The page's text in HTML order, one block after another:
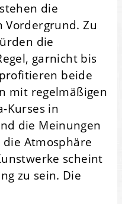
die
Zu
die
garnicht bis
beide
mit regelmäßigen
Kurses in
die Meinungen
Atmosphäre
scheint
zu sein. Die